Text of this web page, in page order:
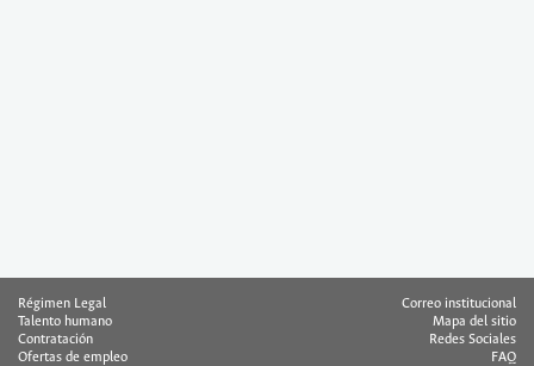
Régimen Legal
Talento humano
Contratación
Ofertas de empleo
Correo institucional
Mapa del sitio
Redes Sociales
FAQ